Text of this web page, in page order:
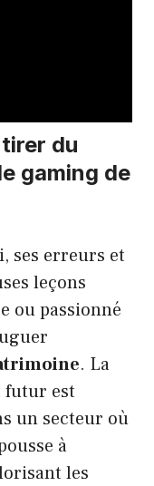
du
gaming de
ses erreurs et
leçons
ou passionné
. La
futur est
un secteur où
à
les